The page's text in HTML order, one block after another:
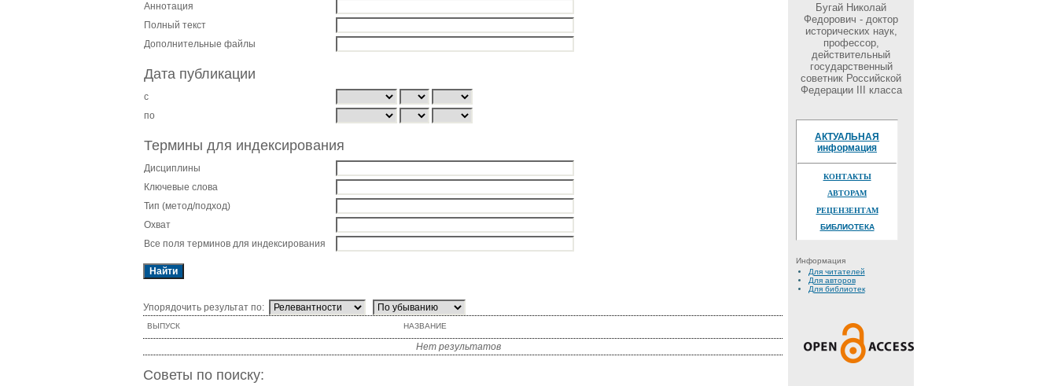
Бугай Николай
Федорович - доктор
исторических наук,
профессор,
действительный
государственный
советник Российской
Федерации III класса
АКТУАЛЬНАЯ
информация
КОНТАКТЫ
АВТОРАМ
РЕЦЕНЗЕНТАМ
БИБЛИОТЕКА
Информация
Для читателей
Для авторов
Для библиотек
Аннотация
Полный текст
Дополнительные файлы
Дата публикации
с
по
Термины для индексирования
Дисциплины
Ключевые слова
Тип (метод/подход)
Охват
Все поля терминов для индексирования
Упорядочить результат по:
ВЫПУСК НАЗВАНИЕ
Нет результатов
Советы по поиску: